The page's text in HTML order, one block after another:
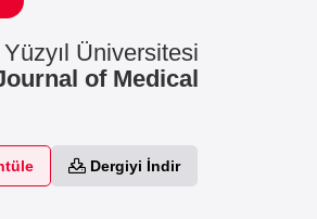
Üniversitesi
of Medical
Dergiyi İndir